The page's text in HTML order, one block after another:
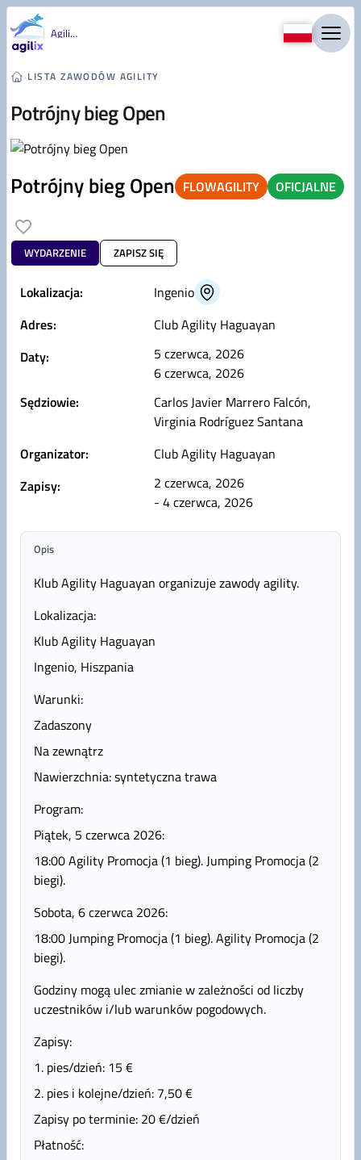
Przejdź do treści
Agility
›LISTA ZAWODÓW AGILITY
Potrójny bieg Open
Potrójny bieg Open FLOWAGILITY OFICJALNE
WYDARZENIE ZAPISZ SIĘ
Lokalizacja:
Ingenio
Adres:
Club Agility Haguayan
Daty:
5 czerwca, 2026
6 czerwca, 2026
Sędziowie:
Carlos Javier Marrero Falcón,
Virginia Rodríguez Santana
Organizator:
Club Agility Haguayan
Zapisy:
2 czerwca, 2026
- 4 czerwca, 2026
Opis
Klub Agility Haguayan organizuje zawody agility.
Lokalizacja:
Klub Agility Haguayan
Ingenio, Hiszpania
Warunki:
Zadaszony
Na zewnątrz
Nawierzchnia: syntetyczna trawa
Program:
Piątek, 5 czerwca 2026:
18:00 Agility Promocja (1 bieg). Jumping Promocja (2
biegi).
Sobota, 6 czerwca 2026:
18:00 Jumping Promocja (1 bieg). Agility Promocja (2
biegi).
Godziny mogą ulec zmianie w zależności od liczby
uczestników i/lub warunków pogodowych.
Zapisy:
1. pies/dzień: 15 €
2. pies i kolejne/dzień: 7,50 €
Zapisy po terminie: 20 €/dzień
Płatność: